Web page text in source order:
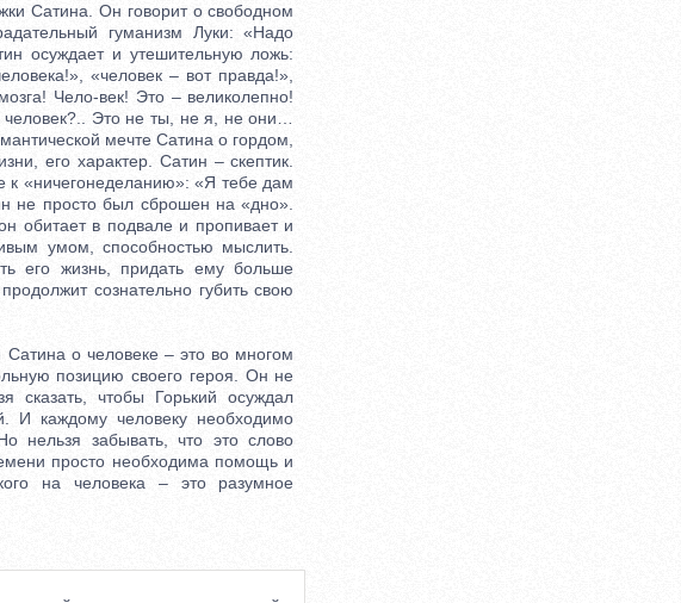
Сатина. Он говорит о свободном
гуманизм Луки: «Надо
осуждает и утешительную ложь:
«человек – вот правда!»,
Чело-век! Это – великолепно!
человек?.. Это не ты, не я, не они…
мечте Сатина о гордом,
его характер. Сатин – скептик.
к «ничегонеделанию»: «Я тебе дам
не просто был сброшен на «дно».
обитает в подвале и пропивает и
умом, способностью мыслить.
его жизнь, придать ему больше
сознательно губить свою
о человеке – это во многом
позицию своего героя. Он не
сказать, чтобы Горький осуждал
И каждому человеку необходимо
нельзя забывать, что это слово
просто необходима помощь и
на человека – это разумное